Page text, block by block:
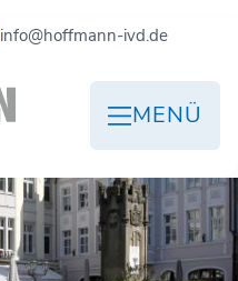
info@hoffmann-ivd.de
MENÜ